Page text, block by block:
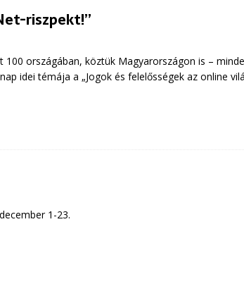
riszpekt!”
országában, köztük Magyarországon is –
idei témája a „Jogok és felelősségek az online
1-23.